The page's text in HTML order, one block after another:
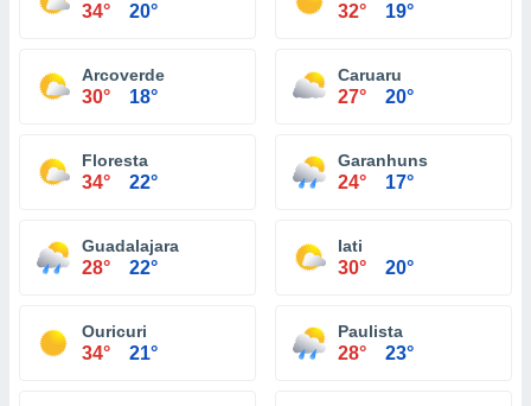
34° 20° 32° 19°
Arcoverde
30° 18°
Caruaru
27° 20°
Floresta
34° 22°
Garanhuns
24° 17°
Guadalajara
28° 22°
Iati
30° 20°
Ouricuri
34° 21°
Paulista
28° 23°